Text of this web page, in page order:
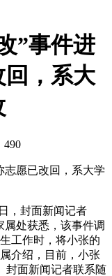
”事件进
回，系大
490
志愿已改回，系大学
，封面新闻记者
属处获悉，该事件调
工作时，将小张的
介绍，目前，小张
封面新闻记者联系随